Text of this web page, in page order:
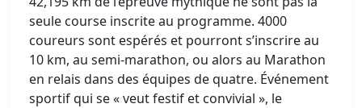
seule course inscrite au programme. 4000
coureurs sont espérés et pourront s’inscrire au
10 km, au semi-marathon, ou alors au Marathon
en relais dans des équipes de quatre. Événement
sportif qui se « veut festif et convivial », le